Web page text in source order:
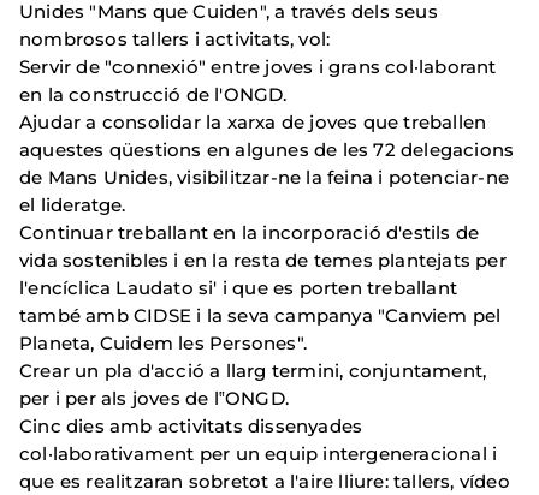
Unides "Mans que Cuiden", a través dels seus
nombrosos tallers i activitats, vol:
Servir de "connexió" entre joves i grans col·laborant
en la construcció de l'ONGD.
Ajudar a consolidar la xarxa de joves que treballen
aquestes qüestions en algunes de les 72 delegacions
de Mans Unides, visibilitzar-ne la feina i potenciar-ne
el lideratge.
Continuar treballant en la incorporació d'estils de
vida sostenibles i en la resta de temes plantejats per
l'encíclica Laudato si' i que es porten treballant
també amb CIDSE i la seva campanya "Canviem pel
Planeta, Cuidem les Persones".
Crear un pla d'acció a llarg termini, conjuntament,
per i per als joves de l‟ONGD.
Cinc dies amb activitats dissenyades
col·laborativament per un equip intergeneracional i
que es realitzaran sobretot a l'aire lliure: tallers, vídeo